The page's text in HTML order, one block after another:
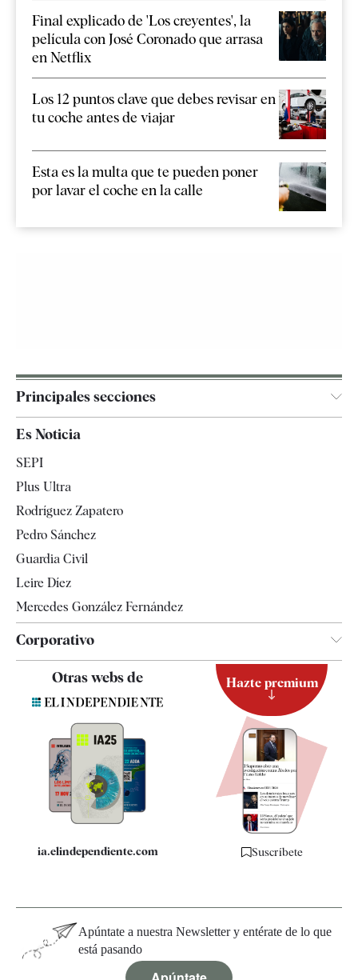
Final explicado de 'Los creyentes', la
película con José Coronado que arrasa
en Netflix
Los 12 puntos clave que debes revisar en
tu coche antes de viajar
Esta es la multa que te pueden poner
por lavar el coche en la calle
Principales secciones
España
Televisión
Es Noticia
SEPI
Plus Ultra
Rodríguez Zapatero
Pedro Sánchez
Guardia Civil
Leire Díez
Mercedes González Fernández
Corporativo
Contacto
Quiénes somos
Especificaciones
Otras webs de
ia.elindependiente.com
Hazte premium
Suscríbete
Apúntate a nuestra Newsletter y entérate de lo que
está pasando